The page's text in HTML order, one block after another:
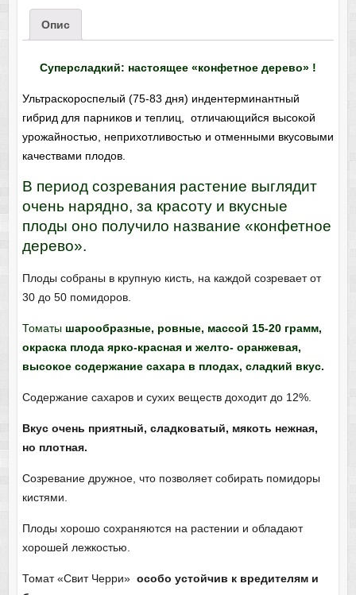
Опис
Суперсладкий: настоящее «конфетное дерево» !
Ультраскороспелый (75-83 дня) индентерминантный
гибрид для парников и теплиц, отличающийся высокой
урожайностью, неприхотливостью и отменными вкусовыми
качествами плодов.
В период созревания растение выглядит
очень нарядно, за красоту и вкусные
плоды оно получило название «конфетное
дерево».
Плоды собраны в крупную кисть, на каждой созревает от
30 до 50 помидоров.
Томатышарообразные, ровные, массой 15-20 грамм,
окраска плода ярко-красная и желто- оранжевая,
высокое содержание сахара в плодах, сладкий вкус.
Содержание сахаров и сухих веществ доходит до 12%.
Вкус очень приятный, сладковатый, мякоть нежная,
но плотная.
Созревание дружное, что позволяет собирать помидоры
кистями.
Плоды хорошо сохраняются на растении и обладают
хорошей лежкостью.
Томат «Свит Черри» особо устойчив к вредителям и